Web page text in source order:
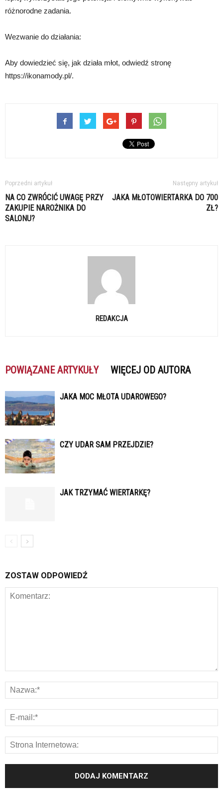
różnorodne zadania.
Wezwanie do działania:
Aby dowiedzieć się, jak działa młot, odwiedź stronę
https://ikonamody.pl/.
Poprzedni artykuł
NA CO ZWRÓCIĆ UWAGĘ PRZY
ZAKUPIE NAROŻNIKA DO
SALONU?
Następny artykuł
JAKA MŁOTOWIERTARKA DO 700
ZŁ?
REDAKCJA
POWIĄZANE ARTYKUŁY WIĘCEJ OD AUTORA
JAKA MOC MŁOTA UDAROWEGO?
CZY UDAR SAM PRZEJDZIE?
JAK TRZYMAĆ WIERTARKĘ?
ZOSTAW ODPOWIEDŹ